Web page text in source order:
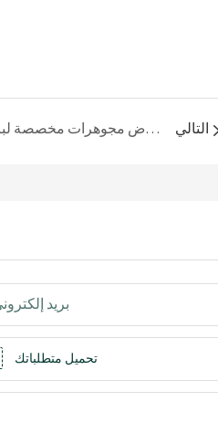
خزائن عرض مجوهرات مخصصة لبرل لؤلؤة في جنوب كاليفورنيا التالي
بريد
تحميل متطلباتك